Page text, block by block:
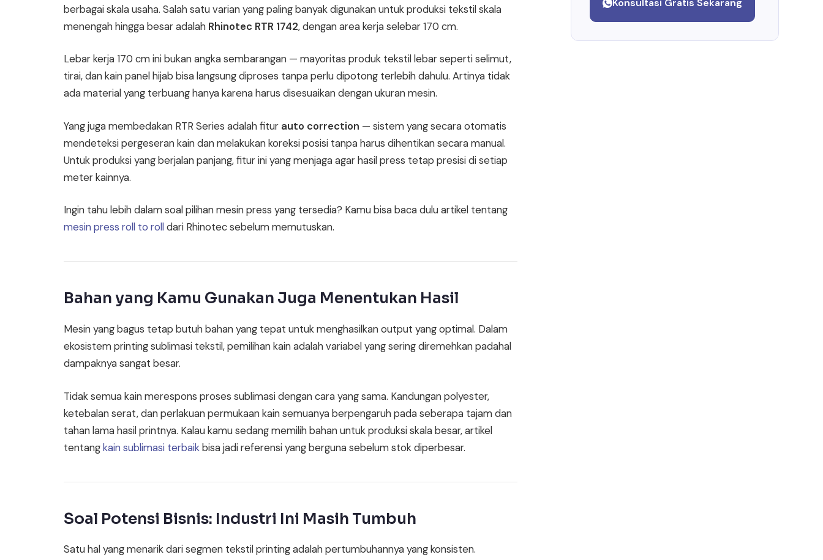
berbagai skala usaha. Salah satu varian yang paling banyak digunakan untuk produksi tekstil skala
menengah hingga besar adalah Rhinotec RTR 1742, dengan area kerja selebar 170 cm.
Lebar kerja 170 cm ini bukan angka sembarangan — mayoritas produk tekstil lebar seperti selimut,
tirai, dan kain panel hijab bisa langsung diproses tanpa perlu dipotong terlebih dahulu. Artinya tidak
ada material yang terbuang hanya karena harus disesuaikan dengan ukuran mesin.
Yang juga membedakan RTR Series adalah fitur auto correction — sistem yang secara otomatis
mendeteksi pergeseran kain dan melakukan koreksi posisi tanpa harus dihentikan secara manual.
Untuk produksi yang berjalan panjang, fitur ini yang menjaga agar hasil press tetap presisi di setiap
meter kainnya.
Ingin tahu lebih dalam soal pilihan mesin press yang tersedia? Kamu bisa baca dulu artikel tentang
mesin press roll to roll dari Rhinotec sebelum memutuskan.
Bahan yang Kamu Gunakan Juga Menentukan Hasil
Mesin yang bagus tetap butuh bahan yang tepat untuk menghasilkan output yang optimal. Dalam
ekosistem printing sublimasi tekstil, pemilihan kain adalah variabel yang sering diremehkan padahal
dampaknya sangat besar.
Tidak semua kain merespons proses sublimasi dengan cara yang sama. Kandungan polyester,
ketebalan serat, dan perlakuan permukaan kain semuanya berpengaruh pada seberapa tajam dan
tahan lama hasil printnya. Kalau kamu sedang memilih bahan untuk produksi skala besar, artikel
tentangkain sublimasi terbaikbisa jadi referensi yang berguna sebelum stok diperbesar.
Soal Potensi Bisnis: Industri Ini Masih Tumbuh
Satu hal yang menarik dari segmen tekstil printing adalah pertumbuhannya yang konsisten.
Konsultasi Gratis Sekarang